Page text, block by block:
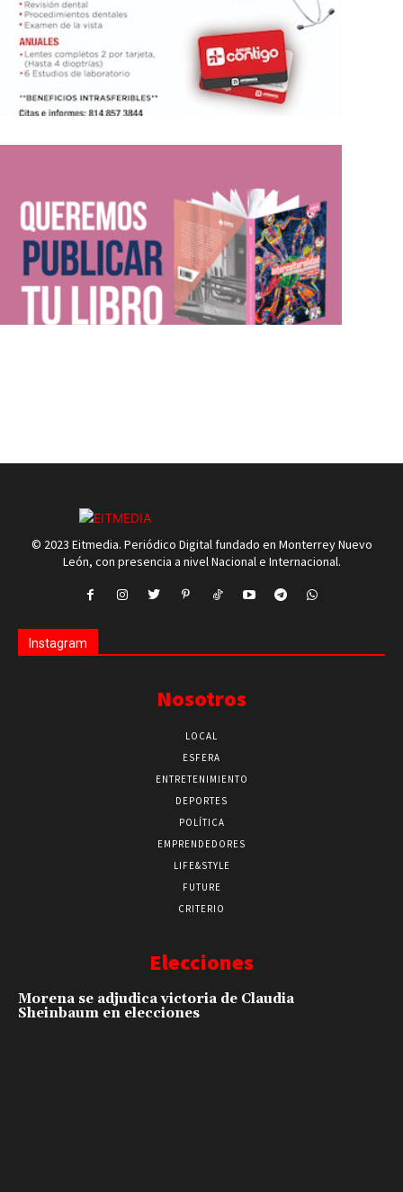
© 2023 Eitmedia. Periódico Digital fundado en Monterrey Nuevo
León, con presencia a nivel Nacional e Internacional.
Instagram
Nosotros
LOCAL
ESFERA
ENTRETENIMIENTO
DEPORTES
POLÍTICA
EMPRENDEDORES
LIFE&STYLE
FUTURE
CRITERIO
Elecciones
Morena se adjudica victoria de Claudia
Sheinbaum en elecciones